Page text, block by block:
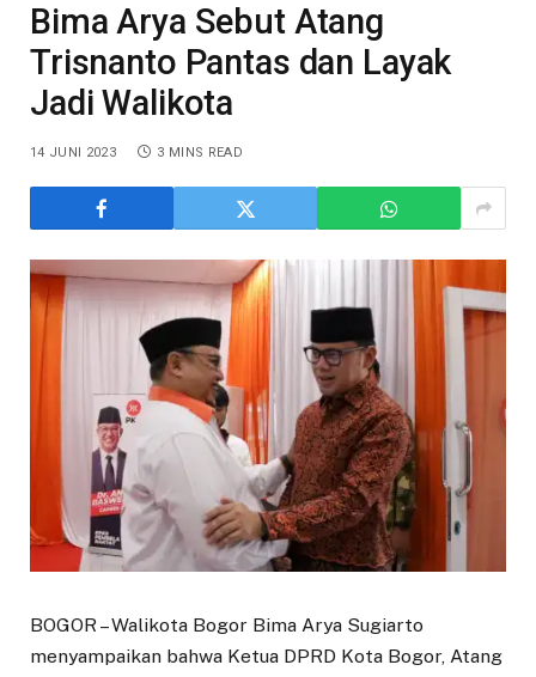
Bima Arya Sebut Atang
Trisnanto Pantas dan Layak
Jadi Walikota
14 JUNI 2023 3 MINS READ
BOGOR – Walikota Bogor Bima Arya Sugiarto
menyampaikan bahwa Ketua DPRD Kota Bogor, Atang